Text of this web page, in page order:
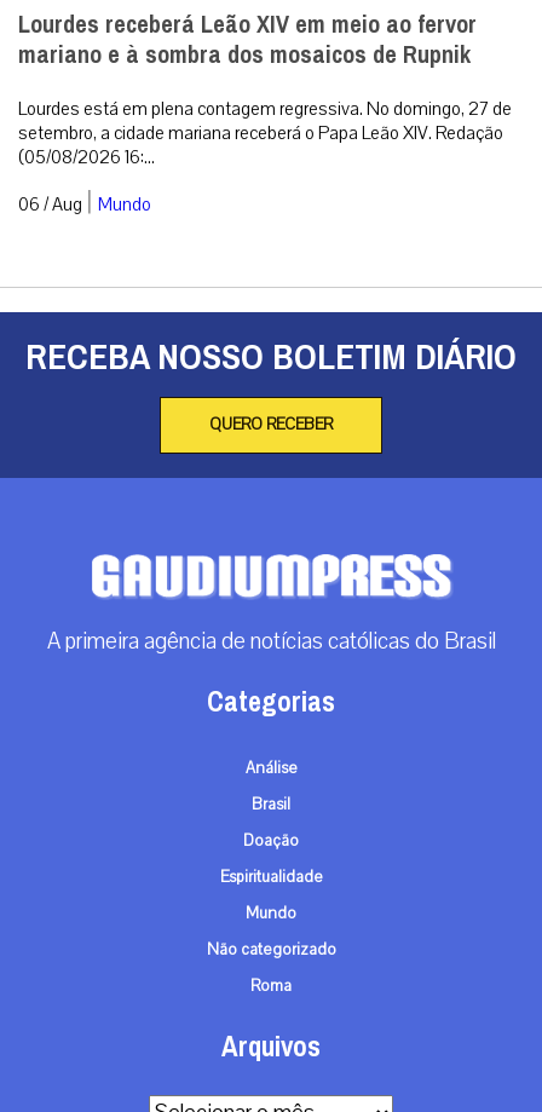
Lourdes receberá Leão XIV em meio ao fervor
mariano e à sombra dos mosaicos de Rupnik
Lourdes está em plena contagem regressiva. No domingo, 27 de
setembro, a cidade mariana receberá o Papa Leão XIV. Redação
(05/08/2026 16:...
06 / Aug | Mundo
RECEBA NOSSO BOLETIM DIÁRIO
QUERO RECEBER
A primeira agência de notícias católicas do Brasil
Categorias
Análise
Brasil
Doação
Espiritualidade
Mundo
Não categorizado
Roma
Arquivos